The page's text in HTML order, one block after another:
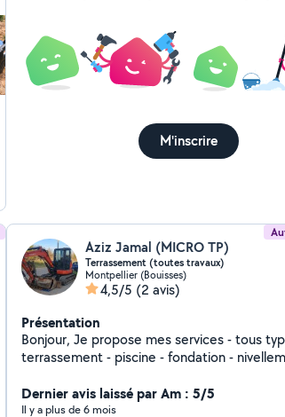
M'inscrire
Aziz Jamal (MICRO TP)
Terrassement (toutes travaux)
Montpellier (Bouisses)
4,5/5 (2 avis)
Présentation
Bonjour, Je propose mes services - tous types de
terrassement - piscine - fondation - nivellement terrain
déracinement souche - livraison terre - pose V.R.D -
enrochement - terrain pétanque N'hésitez pas à poser
Dernier avis laissé par Am : 5/5
Il y a plus de 6 mois